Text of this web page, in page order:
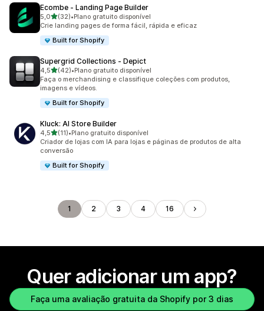
Ecombe ‑ Landing Page Builder
5,0de 5 estrelas
(32)
32 avaliações ao todo
•Plano gratuito disponível
Crie landing pages de forma fácil, rápida e eficaz
Built for Shopify
Supergrid Collections ‑ Depict
4,5de 5 estrelas
(42)
42 avaliações ao todo
•Plano gratuito disponível
Faça o merchandising e classifique coleções com produtos,
imagens e vídeos.
Built for Shopify
Kluck: AI Store Builder
4,5de 5 estrelas
(11)
11 avaliações ao todo
•Plano gratuito disponível
Criador de lojas com IA para lojas e páginas de produtos de alta
conversão
Built for Shopify
1 2 3 4 16
Quer adicionar um app?
Faça uma avaliação gratuita da Shopify por 3 dias